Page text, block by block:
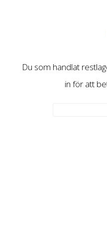
Du som handlat
in för att